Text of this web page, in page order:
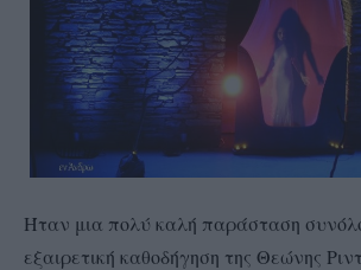
Ήταν μια πολύ καλή παράσταση
εξαιρετική καθοδήγηση της Θεώνης